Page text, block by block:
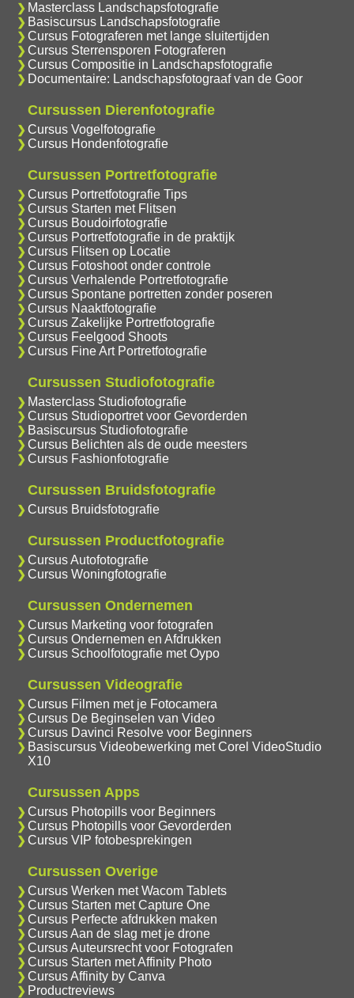
Masterclass Landschapsfotografie
Basiscursus Landschapsfotografie
Cursus Fotograferen met lange sluitertijden
Cursus Sterrensporen Fotograferen
Cursus Compositie in Landschapsfotografie
Documentaire: Landschapsfotograaf van de Goor
Cursussen Dierenfotografie
Cursus Vogelfotografie
Cursus Hondenfotografie
Cursussen Portretfotografie
Cursus Portretfotografie Tips
Cursus Starten met Flitsen
Cursus Boudoirfotografie
Cursus Portretfotografie in de praktijk
Cursus Flitsen op Locatie
Cursus Fotoshoot onder controle
Cursus Verhalende Portretfotografie
Cursus Spontane portretten zonder poseren
Cursus Naaktfotografie
Cursus Zakelijke Portretfotografie
Cursus Feelgood Shoots
Cursus Fine Art Portretfotografie
Cursussen Studiofotografie
Masterclass Studiofotografie
Cursus Studioportret voor Gevorderden
Basiscursus Studiofotografie
Cursus Belichten als de oude meesters
Cursus Fashionfotografie
Cursussen Bruidsfotografie
Cursus Bruidsfotografie
Cursussen Productfotografie
Cursus Autofotografie
Cursus Woningfotografie
Cursussen Ondernemen
Cursus Marketing voor fotografen
Cursus Ondernemen en Afdrukken
Cursus Schoolfotografie met Oypo
Cursussen Videografie
Cursus Filmen met je Fotocamera
Cursus De Beginselen van Video
Cursus Davinci Resolve voor Beginners
Basiscursus Videobewerking met Corel VideoStudio
X10
Cursussen Apps
Cursus Photopills voor Beginners
Cursus Photopills voor Gevorderden
Cursus VIP fotobesprekingen
Cursussen Overige
Cursus Werken met Wacom Tablets
Cursus Starten met Capture One
Cursus Perfecte afdrukken maken
Cursus Aan de slag met je drone
Cursus Auteursrecht voor Fotografen
Cursus Starten met Affinity Photo
Cursus Affinity by Canva
Productreviews